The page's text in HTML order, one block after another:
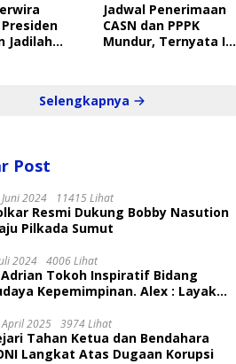
Jadilah
Jadwal Penerimaan
CASN dan PPPK
Mundur, Ternyata Ini
Selengkapnya
Post
Juni 2024 11415 Lihat
Resmi Dukung Bobby Nasution
Pilkada Sumut
2024 4006 Lihat
Adrian Tokoh Inspiratif Bidang
Kepemimpinan. Alex : Layak
2025 3974 Lihat
Tahan Ketua dan Bendahara
Langkat Atas Dugaan Korupsi